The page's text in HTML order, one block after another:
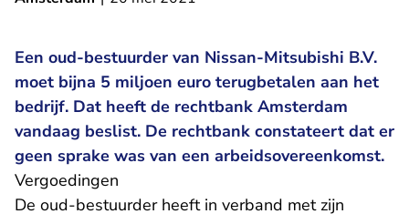
Een oud-bestuurder van Nissan-Mitsubishi B.V.
moet bijna 5 miljoen euro terugbetalen aan het
bedrijf. Dat heeft de rechtbank Amsterdam
vandaag beslist. De rechtbank constateert dat er
geen sprake was van een arbeidsovereenkomst.
Vergoedingen
De oud-bestuurder heeft in verband met zijn